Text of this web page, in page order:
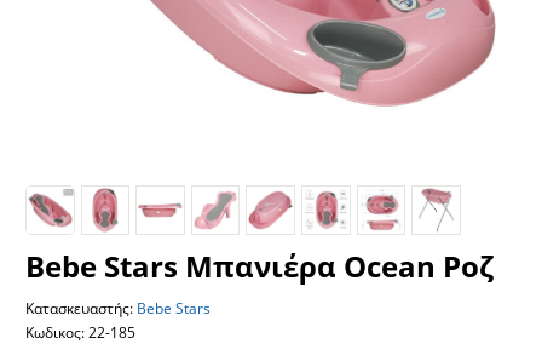
Bebe Stars Μπανιέρα Ocean Ροζ
Κατασκευαστής: Bebe Stars
Κωδικος: 22-185